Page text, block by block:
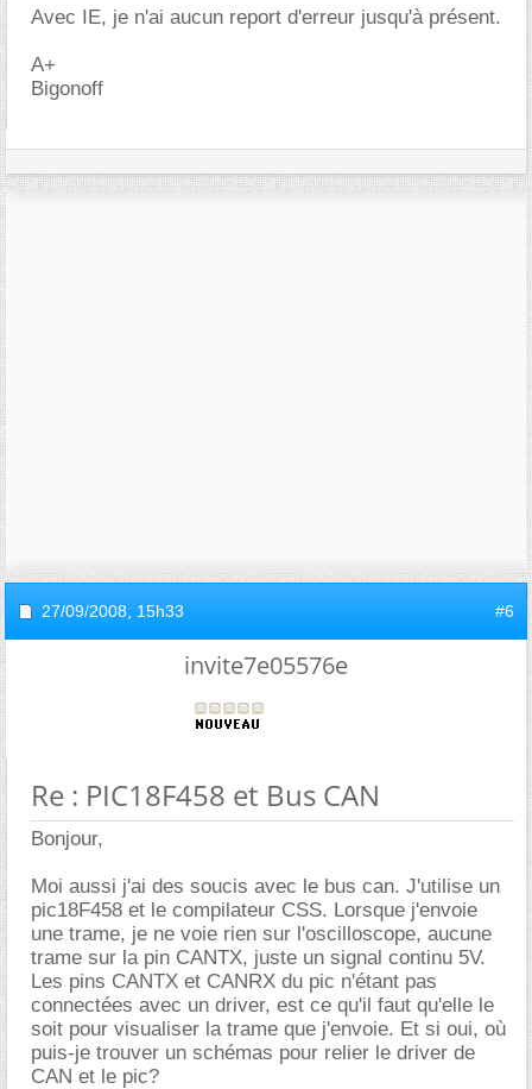
Avec IE, je n'ai aucun report d'erreur jusqu'à présent.
A+
Bigonoff
27/09/2008, 15h33 #6
invite7e05576e
Re : PIC18F458 et Bus CAN
Bonjour,
Moi aussi j'ai des soucis avec le bus can. J'utilise un
pic18F458 et le compilateur CSS. Lorsque j'envoie
une trame, je ne voie rien sur l'oscilloscope, aucune
trame sur la pin CANTX, juste un signal continu 5V.
Les pins CANTX et CANRX du pic n'étant pas
connectées avec un driver, est ce qu'il faut qu'elle le
soit pour visualiser la trame que j'envoie. Et si oui, où
puis-je trouver un schémas pour relier le driver de
CAN et le pic?